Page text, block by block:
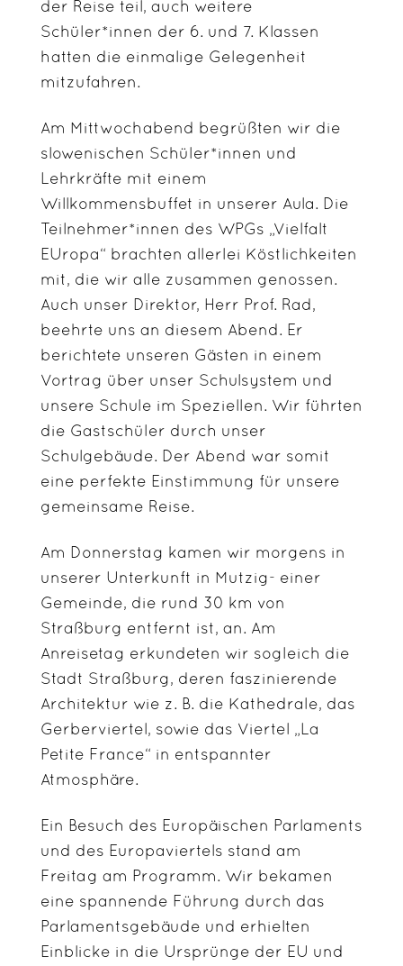
der Reise teil, auch weitere
Schüler*innen der 6. und 7. Klassen
hatten die einmalige Gelegenheit
mitzufahren.
Am Mittwochabend begrüßten wir die
slowenischen Schüler*innen und
Lehrkräfte mit einem
Willkommensbuffet in unserer Aula. Die
Teilnehmer*innen des WPGs „Vielfalt
EUropa“ brachten allerlei Köstlichkeiten
mit, die wir alle zusammen genossen.
Auch unser Direktor, Herr Prof. Rad,
beehrte uns an diesem Abend. Er
berichtete unseren Gästen in einem
Vortrag über unser Schulsystem und
unsere Schule im Speziellen. Wir führten
die Gastschüler durch unser
Schulgebäude. Der Abend war somit
eine perfekte Einstimmung für unsere
gemeinsame Reise.
Am Donnerstag kamen wir morgens in
unserer Unterkunft in Mutzig- einer
Gemeinde, die rund 30 km von
Straßburg entfernt ist, an. Am
Anreisetag erkundeten wir sogleich die
Stadt Straßburg, deren faszinierende
Architektur wie z. B. die Kathedrale, das
Gerberviertel, sowie das Viertel „La
Petite France“ in entspannter
Atmosphäre.
Ein Besuch des Europäischen Parlaments
und des Europaviertels stand am
Freitag am Programm. Wir bekamen
eine spannende Führung durch das
Parlamentsgebäude und erhielten
Einblicke in die Ursprünge der EU und